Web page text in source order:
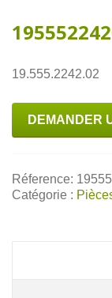
19.555.2242.02
DEMANDER
Réference:
Catégorie :